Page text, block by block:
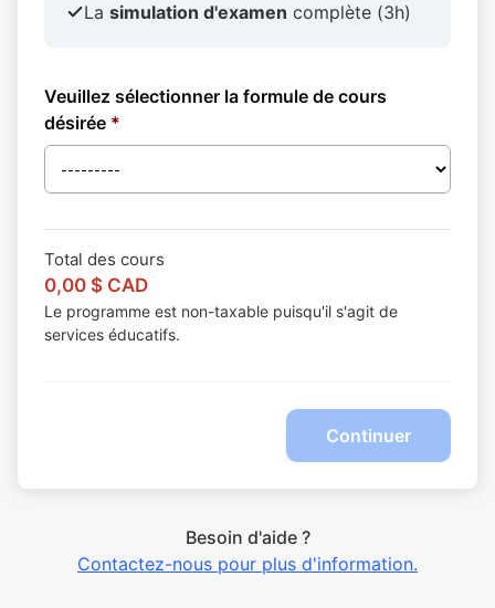
La simulation d'examen complète (3h)
Veuillez sélectionner la formule de cours
désirée *
Total des cours
0,00 $ CAD
Le programme est non-taxable puisqu'il s'agit de
services éducatifs.
Continuer
Besoin d'aide ?
Contactez-nous pour plus d'information.